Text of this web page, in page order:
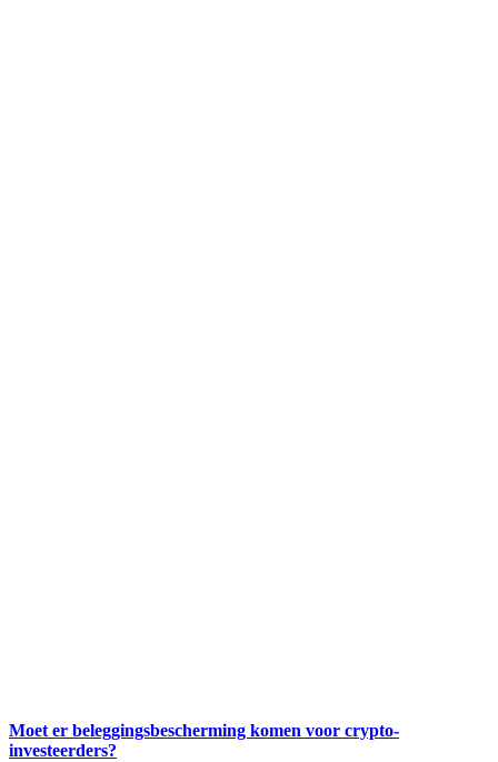
Moet er beleggingsbescherming komen voor crypto-
investeerders?